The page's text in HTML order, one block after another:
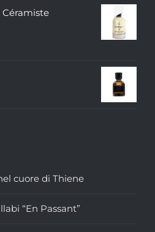
cuore di Thiene
“En Passant”